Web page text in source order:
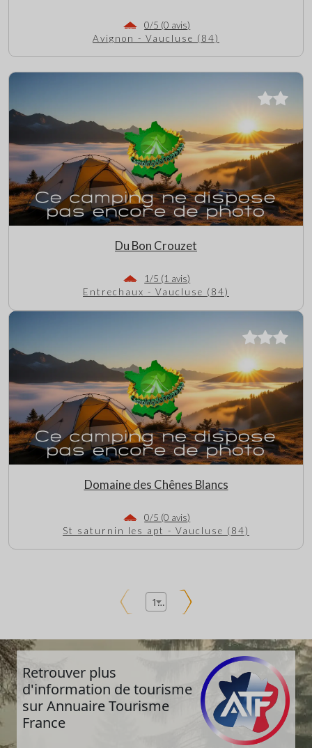
0/5 (0 avis)
Avignon - Vaucluse (84)
Du Bon Crouzet
1/5 (1 avis)
Entrechaux - Vaucluse (84)
Domaine des Chênes Blancs
0/5 (0 avis)
St saturnin les apt - Vaucluse (84)
1
Retrouver plus
d'information de tourisme
sur Annuaire Tourisme
France